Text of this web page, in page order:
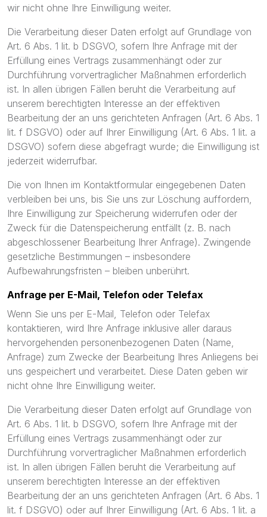
wir nicht ohne Ihre Einwilligung weiter.
Die Verarbeitung dieser Daten erfolgt auf Grundlage von
Art. 6 Abs. 1 lit. b DSGVO, sofern Ihre Anfrage mit der
Erfüllung eines Vertrags zusammenhängt oder zur
Durchführung vorvertraglicher Maßnahmen erforderlich
ist. In allen übrigen Fällen beruht die Verarbeitung auf
unserem berechtigten Interesse an der effektiven
Bearbeitung der an uns gerichteten Anfragen (Art. 6 Abs. 1
lit. f DSGVO) oder auf Ihrer Einwilligung (Art. 6 Abs. 1 lit. a
DSGVO) sofern diese abgefragt wurde; die Einwilligung ist
jederzeit widerrufbar.
Die von Ihnen im Kontaktformular eingegebenen Daten
verbleiben bei uns, bis Sie uns zur Löschung auffordern,
Ihre Einwilligung zur Speicherung widerrufen oder der
Zweck für die Datenspeicherung entfällt (z. B. nach
abgeschlossener Bearbeitung Ihrer Anfrage). Zwingende
gesetzliche Bestimmungen – insbesondere
Aufbewahrungsfristen – bleiben unberührt.
Anfrage per E-Mail, Telefon oder Telefax
Wenn Sie uns per E-Mail, Telefon oder Telefax
kontaktieren, wird Ihre Anfrage inklusive aller daraus
hervorgehenden personenbezogenen Daten (Name,
Anfrage) zum Zwecke der Bearbeitung Ihres Anliegens bei
uns gespeichert und verarbeitet. Diese Daten geben wir
nicht ohne Ihre Einwilligung weiter.
Die Verarbeitung dieser Daten erfolgt auf Grundlage von
Art. 6 Abs. 1 lit. b DSGVO, sofern Ihre Anfrage mit der
Erfüllung eines Vertrags zusammenhängt oder zur
Durchführung vorvertraglicher Maßnahmen erforderlich
ist. In allen übrigen Fällen beruht die Verarbeitung auf
unserem berechtigten Interesse an der effektiven
Bearbeitung der an uns gerichteten Anfragen (Art. 6 Abs. 1
lit. f DSGVO) oder auf Ihrer Einwilligung (Art. 6 Abs. 1 lit. a